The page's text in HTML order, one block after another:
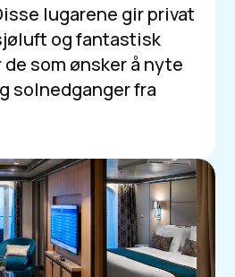
lugarene gir privat
og fantastisk
som ønsker å nyte
solnedganger fra